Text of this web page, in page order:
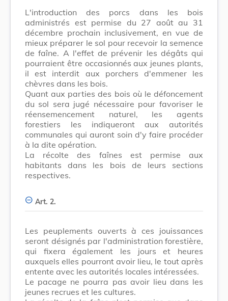
L'introduction des porcs dans les bois
administrés est permise du 27 août au 31
décembre prochain inclusivement, en vue de
mieux préparer le sol pour recevoir la semence
de faîne. A l'effet de prévenir les dégâts qui
pourraient être occasionnés aux jeunes plants,
il est interdit aux porchers d'emmener les
chèvres dans les bois.
Quant aux parties des bois où le défoncement
du sol sera jugé nécessaire pour favoriser le
réensemencement naturel, les agents
forestiers les indiqueront aux autorités
communales qui auront soin d'y faire procéder
à la dite opération.
La récolte des faînes est permise aux
habitants dans les bois de leurs sections
respectives.
Art. 2.
Les peuplements ouverts à ces jouissances
seront désignés par l'administration forestière,
qui fixera également les jours et heures
auxquels elles pourront avoir lieu, le tout après
entente avec les autorités locales intéressées.
Le pacage ne pourra pas avoir lieu dans les
jeunes recrues et les cultures.